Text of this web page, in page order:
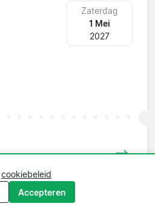
Zaterdag
1 Mei
2027
cookiebeleid
Accepteren